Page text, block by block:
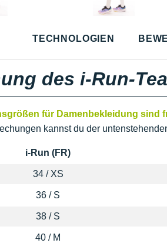
TECHNOLOGIEN
des i-Run-
für Damenbekleidung sind
kannst du der
i-Run (FR)
34 / XS
36 / S
38 / S
40 / M